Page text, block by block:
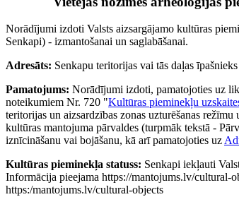
Norādījumi izdoti Valsts aizsargājamo kultūras
Senkapi) - izmantošanai un saglabāšanai.
Adresāts: Senkapu teritorijas vai tās daļas
Pamatojums: Norādījumi izdoti, pamatojoties uz
noteikumiem Nr. 720 "Kultūras pieminekļu
teritorijas un aizsardzības zonas uzturēšanas
kultūras mantojuma pārvaldes (turpmāk tekstā -
iznīcināšanu vai bojāšanu, kā arī pamatojoties uz
Kultūras pieminekļa statuss: Senkapi iekļauti
Informācija pieejama https://mantojums.lv/cultural-
https:/mantojums.lv/cultural-objects